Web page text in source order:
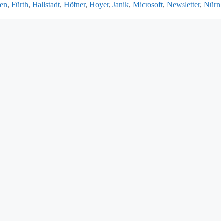
, Fürth, Hallstadt, Höfner, Hoyer, Janik, Microsoft, Newsletter,